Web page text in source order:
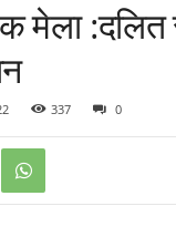
मेला :दलित
337 0